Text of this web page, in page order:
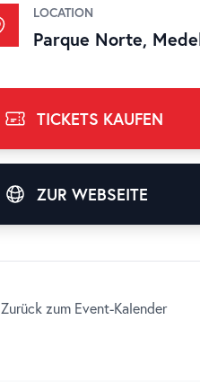
LOCATION
Parque Norte,
TICKETS KAUFEN
ZUR WEBSEITE
Zurück zum Event-Kalender